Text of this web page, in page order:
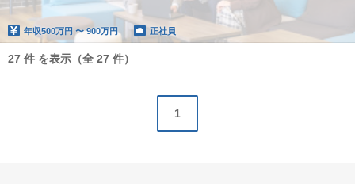
年収500万円 〜 900万円 正社員
27 件 を表示（全 27 件）
1